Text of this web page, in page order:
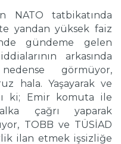
NATO tatbikatında
yandan yüksek faiz
gündeme gelen
arkasında
görmüyor,
hala. Yaşayarak ve
ki; Emir komuta ile
çağrı yaparak
TOBB ve TÜSİAD
ilan etmek işsizliğe